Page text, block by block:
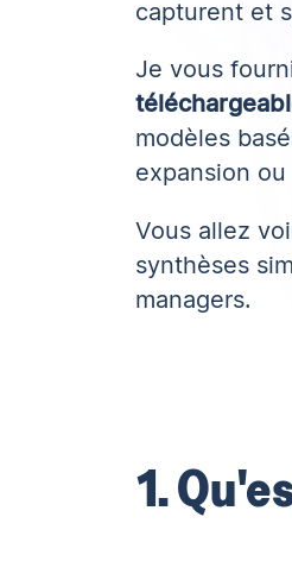
capturent et
Je vous
modèles
expansion
Vous allez
synthèses
managers.
1.